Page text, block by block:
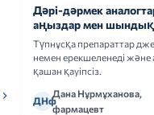
Дәрі-дәрмек
аңыздар мен шындық
Түпнұсқа препараттар
немен ерекшеленеді және
қашан қауіпсіз.
ДНф
Дана Нұрмұханова,
фармацевт